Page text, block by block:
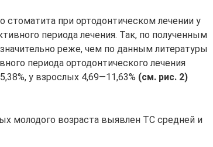
стоматита при ортодонтическом лечении у
периода лечения. Так, по полученным
реже, чем по данным литературы
периода ортодонтического лечения
у взрослых 4,69—11,63% (см. рис. 2)
молодого возраста выявлен ТС средней и